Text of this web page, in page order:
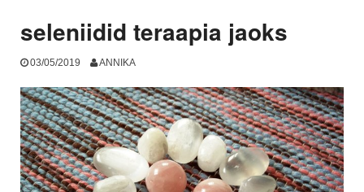
seleniidid teraapia jaoks
03/05/2019 ANNIKA